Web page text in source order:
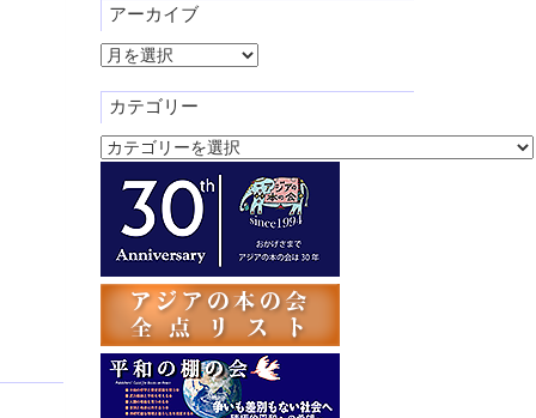
アーカイブ
ア
カ
イ
ブ
カテゴリー
カ